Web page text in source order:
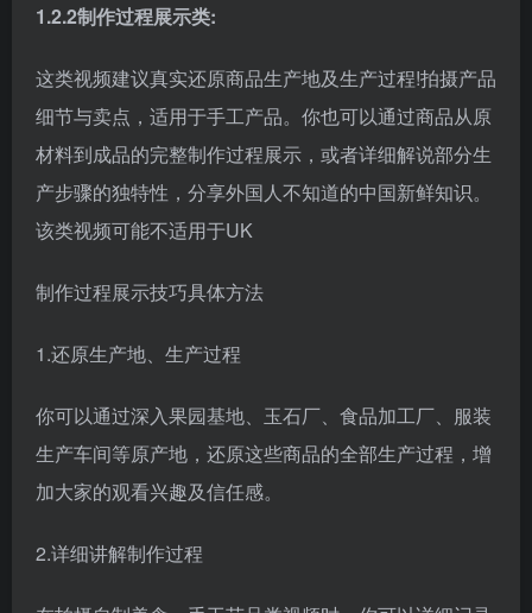
1.2.2制作过程展示类:
这类视频建议真实还原商品生产地及生产过程!拍摄产品
细节与卖点，适用于手工产品。你也可以通过商品从原
材料到成品的完整制作过程展示，或者详细解说部分生
产步骤的独特性，分享外国人不知道的中国新鲜知识。
该类视频可能不适用于UK
制作过程展示技巧具体方法
1.还原生产地、生产过程
你可以通过深入果园基地、玉石厂、食品加工厂、服装
生产车间等原产地，还原这些商品的全部生产过程，增
加大家的观看兴趣及信任感。
2.详细讲解制作过程